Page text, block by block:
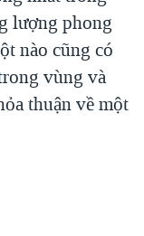
lượng phong
nào cũng có
vùng và
thuận về một